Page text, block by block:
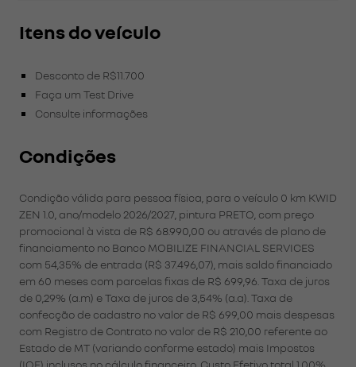
Itens do veículo
Desconto de R$11.700
Faça um Test Drive
Consulte informações
Condições
Condição válida para pessoa física, para o veículo 0 km KWID
ZEN 1.0, ano/modelo 2026/2027, pintura PRETO, com preço
promocional à vista de R$ 68.990,00 ou através de plano de
financiamento no Banco MOBILIZE FINANCIAL SERVICES
com 54,35% de entrada (R$ 37.496,07), mais saldo financiado
em 60 meses com parcelas fixas de R$ 699,96. Taxa de juros
de 0,29% (a.m) e Taxa de juros de 3,54% (a.a). Taxa de
confecção de cadastro no valor de R$ 699,00 mais despesas
com Registro de Contrato no valor de R$ 210,00 referente ao
Estado de MT (variando conforme estado) mais Impostos
(IOF) inclusos no cálculo financeiro. Custo Efetivo total 1,00%